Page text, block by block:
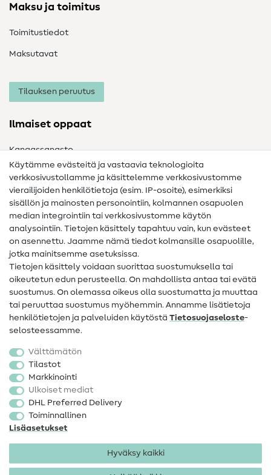
Maksu ja toimitus
Toimitustiedot
Maksutavat
Tilauksen peruutus
Ilmaiset oppaat
Kangassanasto
Ompelusanasto
Ompeluohjeet
Apua ja yhteystiedot
Yhteystiedot
Tietoa omistajanvaihdoksesta
Peruutusoikeus
Suosittu
Kankaat
Ompelutarvikkeet
Ale
Käytämme evästeitä ja vastaavia teknologioita
verkkosivustollamme ja käsittelemme verkkosivustomme
vierailijoiden henkilötietoja (esim. IP-osoite), esimerkiksi
sisällön ja mainosten personointiin, kolmannen osapuolen
median integrointiin tai verkkosivustomme käytön
analysointiin. Tietojen käsittely tapahtuu vain, kun evästeet
on asennettu. Jaamme nämä tiedot kolmansille osapuolille,
jotka mainitsemme asetuksissa.
Tietojen käsittely voidaan suorittaa suostumuksella tai
oikeutetun edun perusteella. On mahdollista antaa tai evätä
suostumus. On olemassa oikeus olla suostumatta ja muuttaa
tai peruuttaa suostumus myöhemmin. Annamme lisätietoja
henkilötietojen ja palveluiden käytöstä Tietosuojaseloste-
selosteessamme.
Välttämätön
Tilastot
Markkinointi
Ulkoiset mediat
DHL Preferred Delivery
Toiminnallinen
Lisäasetukset
Hyväksy kaikki